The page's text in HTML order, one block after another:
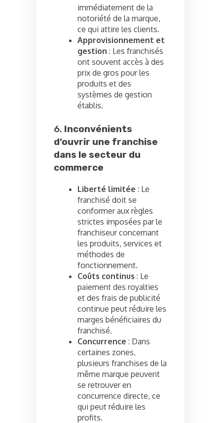
immédiatement de la
notoriété de la marque,
ce qui attire les clients.
Approvisionnement et
gestion : Les franchisés
ont souvent accès à des
prix de gros pour les
produits et des
systèmes de gestion
établis.
6. Inconvénients
d’ouvrir une franchise
dans le secteur du
commerce
Liberté limitée : Le
franchisé doit se
conformer aux règles
strictes imposées par le
franchiseur concernant
les produits, services et
méthodes de
fonctionnement.
Coûts continus : Le
paiement des royalties
et des frais de publicité
continue peut réduire les
marges bénéficiaires du
franchisé.
Concurrence : Dans
certaines zones,
plusieurs franchises de la
même marque peuvent
se retrouver en
concurrence directe, ce
qui peut réduire les
profits.